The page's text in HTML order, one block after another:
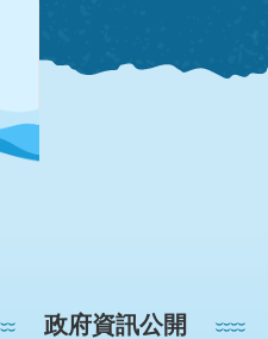
政府資訊公開